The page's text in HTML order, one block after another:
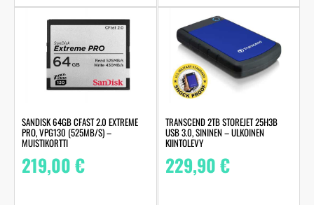
SANDISK 64GB CFAST 2.0 EXTREME
PRO, VPG130 (525MB/S) –
MUISTIKORTTI
219,00€
TRANSCEND 2TB STOREJET 25H3B
USB 3.0, SININEN – ULKOINEN
KIINTOLEVY
229,90€